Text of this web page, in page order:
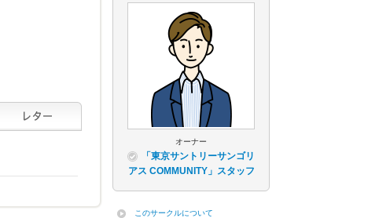
オーナー
「東京サントリーサンゴリ
アス COMMUNITY」スタッフ
このサークルについて